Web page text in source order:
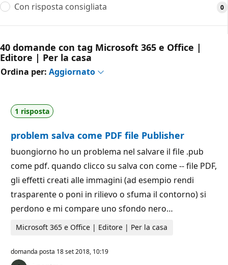
Con risposta consigliata 0
40 domande con tag Microsoft 365 e Office |
Editore | Per la casa
Ordina per: Aggiornato
1 risposta
problem salva come PDF file Publisher
buongiorno ho un problema nel salvare il file .pub
come pdf. quando clicco su salva con come -- file PDF,
gli effetti creati alle immagini (ad esempio rendi
trasparente o poni in rilievo o sfuma il contorno) si
perdono e mi compare uno sfondo nero…
Microsoft 365 e Office | Editore | Per la casa
domanda posta 18 set 2018, 10:19